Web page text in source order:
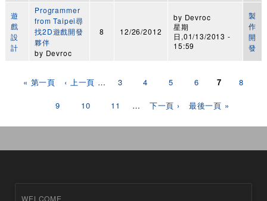
遊
戲
設
計
Programmer
from Taipei尋
找2D遊戲開發
夥伴
by Devroc
8 12/26/2012
by Devroc
星期
日,01/13/2013 -
15:59
製
作
開
發
頁面« 第一頁 ‹ 上一頁 … 3 4 5 6 7 8
9 10 11 … 下一頁 › 最後一頁 »
WELCOME